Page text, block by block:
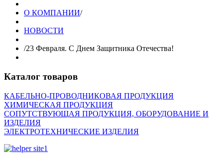
О КОМПАНИИ/
НОВОСТИ
/23 Февраля. С Днем Защитника Отечества!
Каталог товаров
КАБЕЛЬНО-ПРОВОДНИКОВАЯ ПРОДУКЦИЯ
ХИМИЧЕСКАЯ ПРОДУКЦИЯ
СОПУТСТВУЮЩАЯ ПРОДУКЦИЯ, ОБОРУДОВАНИЕ И
ИЗДЕЛИЯ
ЭЛЕКТРОТЕХНИЧЕСКИЕ ИЗДЕЛИЯ